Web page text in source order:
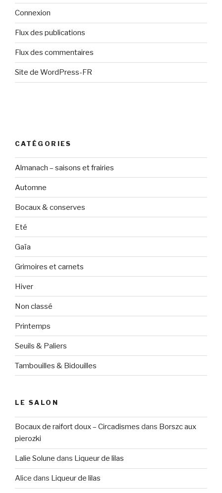
Connexion
Flux des publications
Flux des commentaires
Site de WordPress-FR
CATÉGORIES
Almanach – saisons et frairies
Automne
Bocaux & conserves
Eté
Gaïa
Grimoires et carnets
Hiver
Non classé
Printemps
Seuils & Paliers
Tambouilles & Bidouilles
LE SALON
Bocaux de raifort doux – Circadismes dans Borszc aux
pierozki
Lalie Solune dans Liqueur de lilas
Alice dans Liqueur de lilas